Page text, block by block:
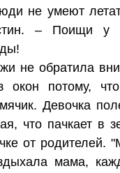
не умеют
– Поищи у
не обратила
окон потому,
Девочка
что пачкает в
от родителей.
мама,